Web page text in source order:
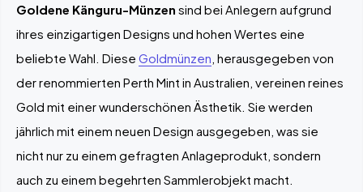
Goldene Känguru-Münzen sind bei Anlegern aufgrund
ihres einzigartigen Designs und hohen Wertes eine
beliebte Wahl. Diese Goldmünzen, herausgegeben von
der renommierten Perth Mint in Australien, vereinen reines
Gold mit einer wunderschönen Ästhetik. Sie werden
jährlich mit einem neuen Design ausgegeben, was sie
nicht nur zu einem gefragten Anlageprodukt, sondern
auch zu einem begehrten Sammlerobjekt macht.